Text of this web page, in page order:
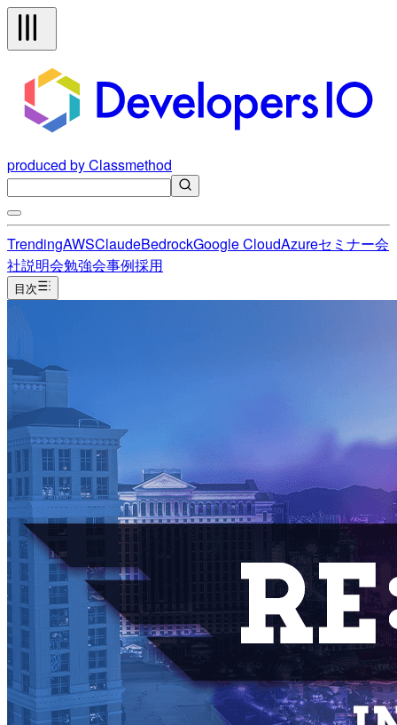
produced by Classmethod
TrendingAWSClaudeBedrockGoogle CloudAzureセミナー会
社説明会勉強会事例採用
目次